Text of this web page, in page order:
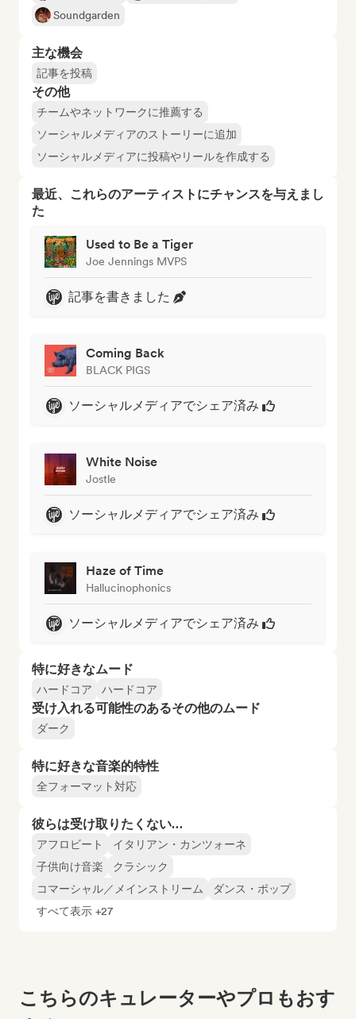
Soundgarden
主な機会
記事を投稿
その他
チームやネットワークに推薦する
ソーシャルメディアのストーリーに追加
ソーシャルメディアに投稿やリールを作成する
最近、これらのアーティストにチャンスを与えまし
た
Used to Be a Tiger
Joe Jennings MVPS
記事を書きました
Coming Back
BLACK PIGS
ソーシャルメディアでシェア済み
White Noise
Jostle
ソーシャルメディアでシェア済み
Haze of Time
Hallucinophonics
ソーシャルメディアでシェア済み
特に好きなムード
ハードコア ハードコア
受け入れる可能性のあるその他のムード
ダーク
特に好きな音楽的特性
全フォーマット対応
彼らは受け取りたくない…
アフロビート
イタリアン・カンツォーネ
子供向け音楽
クラシック
コマーシャル／メインストリーム
ダンス・ポップ
すべて表示 +27
こちらのキュレーターやプロもおす